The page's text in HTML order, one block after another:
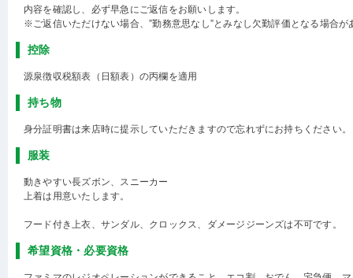
内容を確認し、必ず早急にご返信をお願いします。
※ご返信いただけない場合、”勤務意思なし”とみなし欠勤評価となる場合が
控除
源泉徴収税額表（日額表）の丙欄を適用
持ち物
身分証明書は来店時に提示していただきますので忘れずにお持ちください。
服装
動きやすい長ズボン、スニーカー
上着は用意いたします。
フード付き上衣、サンダル、クロックス、ダメージジーンズは不可です。
希望資格・必要資格